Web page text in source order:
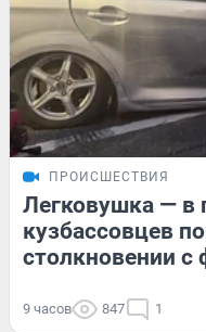
ПРОИСШЕСТВИЯ
Легковушка — в
кузбассовцев
столкновении с
9 часов 847 1